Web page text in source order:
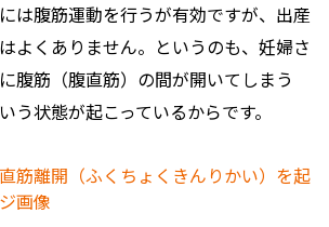
は腹筋運動を行うが有効ですが、出産
よくありません。というのも、妊婦さ
腹筋（腹直筋）の間が開いてしまう
う状態が起こっているからです。